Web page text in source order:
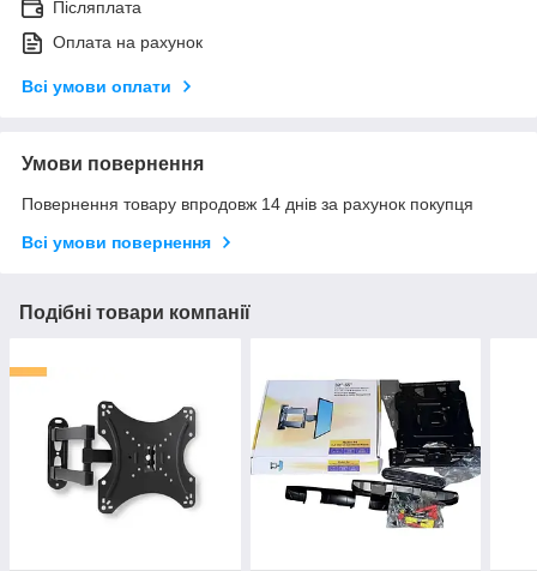
Післяплата
Оплата на рахунок
Всі умови оплати
Умови повернення
Повернення товару впродовж 14 днів за рахунок покупця
Всі умови повернення
Подібні товари компанії